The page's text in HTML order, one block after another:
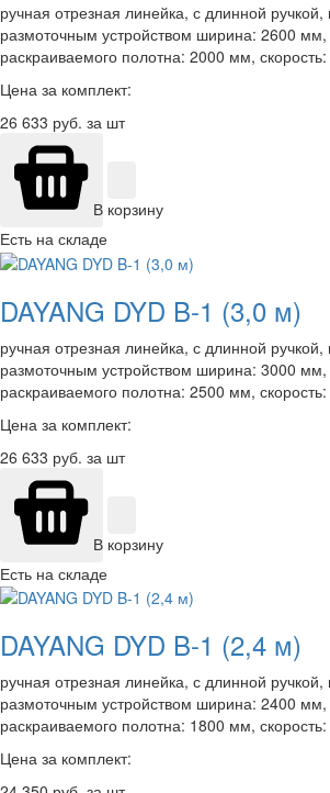
ручная отрезная линейка, с длинной ручкой,
размоточным устройством ширина: 2600
раскраиваемого полотна: 2000 мм,
Цена за комплект:
26 633 руб. за шт
В корзину
Есть на складе
DAYANG DYD B-1 (3,0 м)
ручная отрезная линейка, с длинной ручкой,
размоточным устройством ширина: 3000
раскраиваемого полотна: 2500 мм,
Цена за комплект:
26 633 руб. за шт
В корзину
Есть на складе
DAYANG DYD B-1 (2,4 м)
ручная отрезная линейка, с длинной ручкой,
размоточным устройством ширина: 2400
раскраиваемого полотна: 1800 мм,
Цена за комплект: